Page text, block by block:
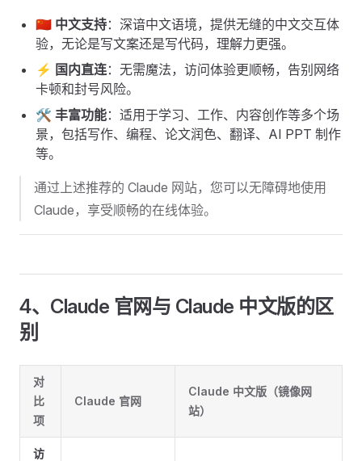
🇨🇳 中文支持：深谙中文语境，提供无缝的中文交互体
验，无论是写文案还是写代码，理解力更强。
⚡ 国内直连：无需魔法，访问体验更顺畅，告别网络
卡顿和封号风险。
🛠️ 丰富功能：适用于学习、工作、内容创作等多个场
景，包括写作、编程、论文润色、翻译、AI PPT 制作
等。
通过上述推荐的 Claude 网站，您可以无障碍地使用
Claude，享受顺畅的在线体验。
4、Claude 官网与 Claude 中文版的区
别
对
比
项
Claude 官网
Claude 中文版（镜像网
站）
访